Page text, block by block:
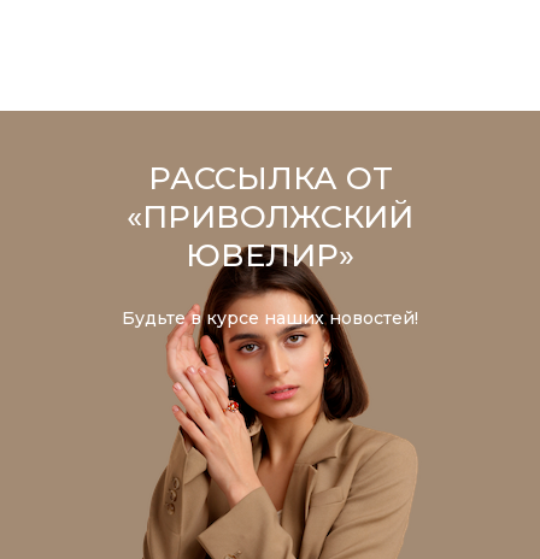
РАССЫЛКА ОТ
«ПРИВОЛЖСКИЙ
ЮВЕЛИР»
Будьте в курсе наших новостей!